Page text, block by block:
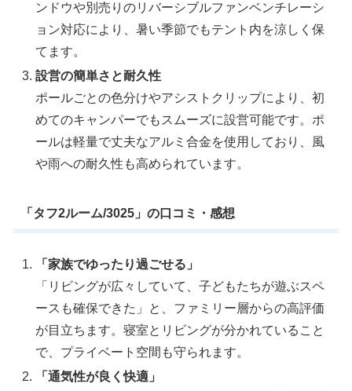
ンドウや別売りのリバーシブルファンベンチレーシ
ョン対応により、暑い季節でもテント内を涼しく保
てます。
設営の簡単さと耐久性
ポールごとの色分けやアシストクリップにより、初
めてのキャンパーでもスムーズに設営可能です。ポ
ールは軽量で丈夫なアルミ合金を使用しており、風
や雨への耐久性も高められています。
「タフ2ルーム/3025」の口コミ・感想
「家族でゆったり過ごせる」
「リビングが広々していて、子どもたちが遊ぶスペ
ースも確保できた」と、ファミリー層からの高評価
が目立ちます。寝室とリビングが分かれていること
で、プライベート空間も守られます。
「通気性が良く快適」